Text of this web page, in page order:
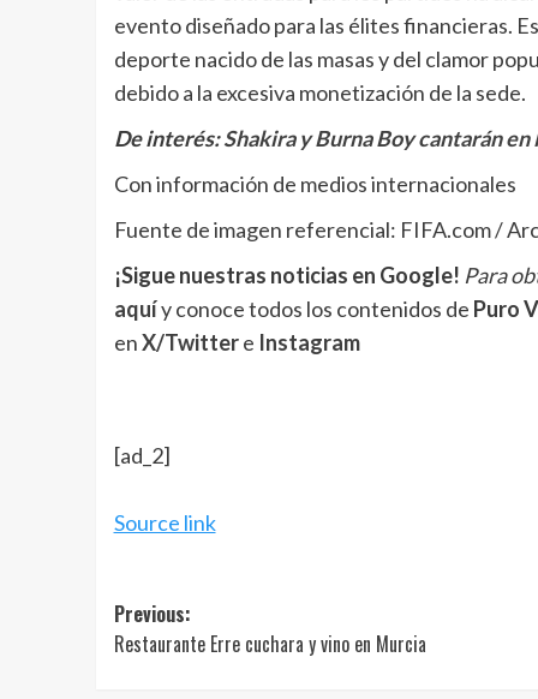
evento diseñado para las élites financieras.
deporte nacido de las masas y del clamor
debido a la excesiva monetización de la sede.
De interés:Shakira y Burna Boy cantarán
Con información de medios internacionales
Fuente de imagen referencial: FIFA.com /
¡Sigue nuestras noticias en Google! Para
aquíy conoce todos los contenidos de Puro
enX/Twittere Instagram
[ad_2]
Source link
Post
navigation
Previous:
Restaurante Erre cuchara y vino en Murcia